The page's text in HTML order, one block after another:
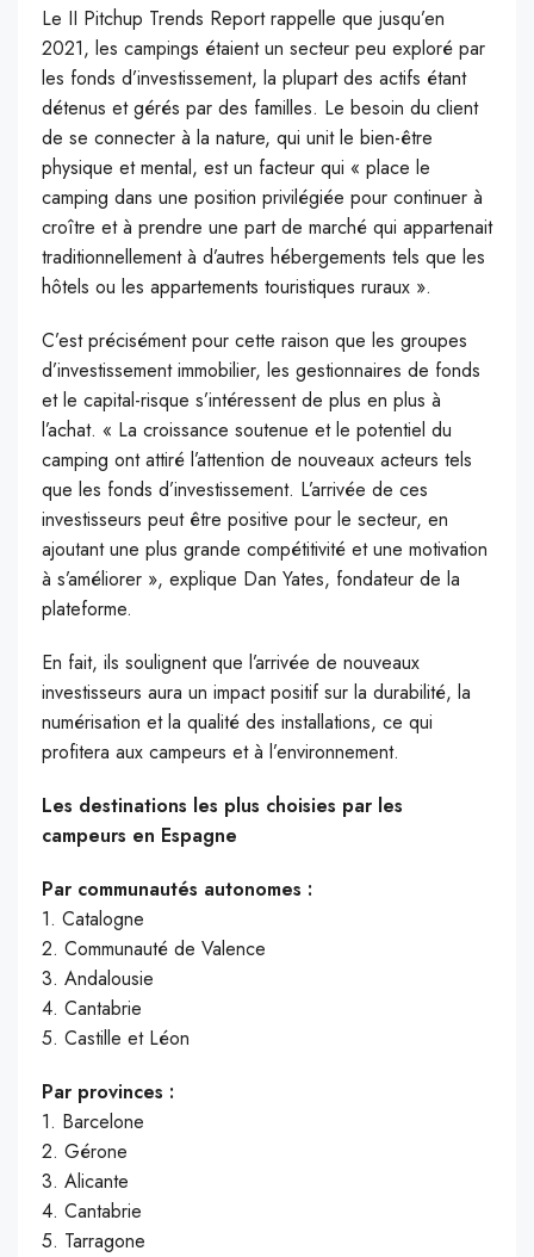
Le II Pitchup Trends Report rappelle que jusqu’en
2021, les campings étaient un secteur peu exploré par
les fonds d’investissement, la plupart des actifs étant
détenus et gérés par des familles. Le besoin du client
de se connecter à la nature, qui unit le bien-être
physique et mental, est un facteur qui « place le
camping dans une position privilégiée pour continuer à
croître et à prendre une part de marché qui appartenait
traditionnellement à d’autres hébergements tels que les
hôtels ou les appartements touristiques ruraux ».
C’est précisément pour cette raison que les groupes
d’investissement immobilier, les gestionnaires de fonds
et le capital-risque s’intéressent de plus en plus à
l’achat. « La croissance soutenue et le potentiel du
camping ont attiré l’attention de nouveaux acteurs tels
que les fonds d’investissement. L’arrivée de ces
investisseurs peut être positive pour le secteur, en
ajoutant une plus grande compétitivité et une motivation
à s’améliorer », explique Dan Yates, fondateur de la
plateforme.
En fait, ils soulignent que l’arrivée de nouveaux
investisseurs aura un impact positif sur la durabilité, la
numérisation et la qualité des installations, ce qui
profitera aux campeurs et à l’environnement.
Les destinations les plus choisies par les
campeurs en Espagne
Par communautés autonomes :
1. Catalogne
2. Communauté de Valence
3. Andalousie
4. Cantabrie
5. Castille et Léon
Par provinces :
1. Barcelone
2. Gérone
3. Alicante
4. Cantabrie
5. Tarragone